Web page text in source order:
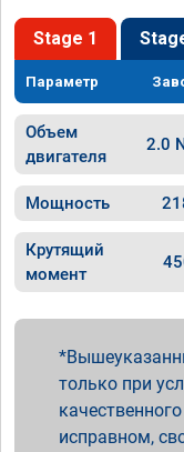
Stage 1
Параметр
Объем
двигателя
2.0
Мощность
Крутящий
момент
только при
исправном,